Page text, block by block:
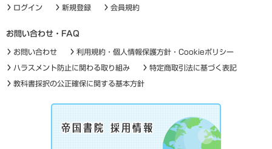
ログイン 新規登録 会員規約
お問い合わせ・FAQ
お問い合わせ 利用規約・個人情報保護方針・Cookieポリシー
ハラスメント防止に関わる取り組み 特定商取引法に基づく表記
教科書採択の公正確保に関する基本方針